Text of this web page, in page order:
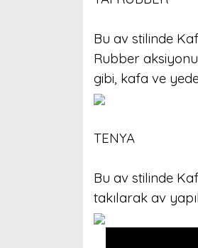
Bu av stilinde
Rubber
gibi, kafa ve
TENYA
Bu av stilinde
takılarak av